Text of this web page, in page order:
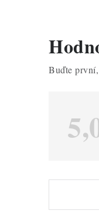
Buďte
V
ý
d